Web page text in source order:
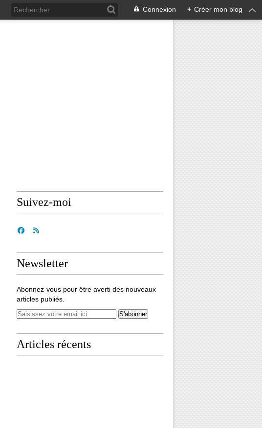
Connexion + Créer mon blog
Suivez-moi
Newsletter
Abonnez-vous pour être averti des nouveaux
articles publiés.
Articles récents